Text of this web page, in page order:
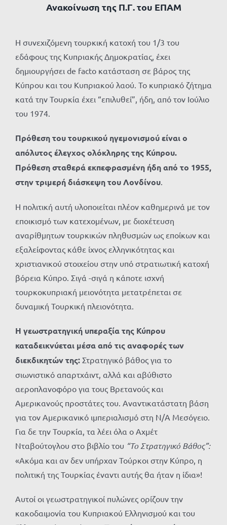
Ανακοίνωση της Π.Γ. του ΕΠΑΜ
Η συνεχιζόμενη τουρκική κατοχή του 1/3 του
εδάφους της Κυπριακής Δημοκρατίας, έχει
δημιουργήσει de facto κατάσταση σε βάρος της
Κύπρου και του Κυπριακού λαού. Το κυπριακό ζήτημα
κατά την Τουρκία έχει “επιλυθεί”, ήδη, από τον Ιούλιο
του 1974.
Πρόθεση του τουρκικού ηγεμονισμού είναι ο
απόλυτος έλεγχος ολόκληρης της Κύπρου.
Πρόθεση σταθερά εκπεφρασμένη ήδη από το 1955,
στην τριμερή διάσκεψη του Λονδίνου
Η πολιτική αυτή υλοποιείται πλέον καθημερινά με τον
εποικισμό των κατεχομένων, με διοχέτευση
αναρίθμητων τουρκικών πληθυσμών ως εποίκων και
εξαλείφοντας κάθε ίχνος ελληνικότητας και
χριστιανικού στοιχείου στην υπό στρατιωτική κατοχή
βόρεια Κύπρο. Σιγά -σιγά η κάποτε ισχνή
τουρκοκυπριακή μειονότητα μετατρέπεται σε
δυναμική Τουρκική πλειονότητα.
Η γεωστρατηγική υπεραξία της Κύπρου
καταδεικνύεται μέσα από τις αναφορές των
διεκδικητών της: Στρατηγικό βάθος για το
σιωνιστικό απαρτχάιντ, αλλά και αβύθιστο
αεροπλανοφόρο για τους Βρετανούς και
Αμερικανούς προστάτες του. Αναντικατάστατη βάση
για τον Αμερικανικό ιμπεριαλισμό στη Ν/Α Μεσόγειο.
Για δε την Τουρκία, τα λέει όλα ο Αχμέτ
Νταβούτογλου στο βιβλίο του “Το Στρατηγικό Βάθος”:
«Ακόμα και αν δεν υπήρχαν Τούρκοι στην Κύπρο, η
πολιτική της Τουρκίας έναντι αυτής θα ήταν η ίδια»!
Αυτοί οι γεωστρατηγικοί πυλώνες ορίζουν την
κακοδαιμονία του Κυπριακού Ελληνισμού και του